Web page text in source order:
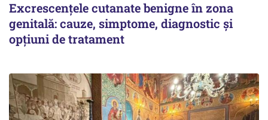
Excrescențele cutanate benigne în zona
genitală: cauze, simptome, diagnostic și
opțiuni de tratament